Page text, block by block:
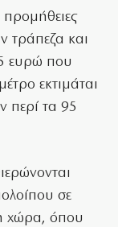
προμήθειες
τράπεζα και
ευρώ που
εκτιμάται
περί τα 95
σε
χώρα, όπου